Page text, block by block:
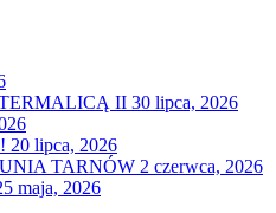
II 30 lipca, 2026
20 lipca, 2026
TARNÓW 2 czerwca, 2026
maja, 2026